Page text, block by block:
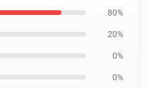
80%
20%
0%
0%